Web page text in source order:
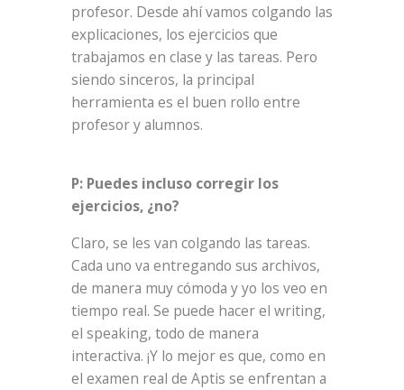
profesor. Desde ahí vamos colgando las
explicaciones, los ejercicios que
trabajamos en clase y las tareas. Pero
siendo sinceros, la principal
herramienta es el buen rollo entre
profesor y alumnos.
P: Puedes incluso corregir los
ejercicios, ¿no?
Claro, se les van colgando las tareas.
Cada uno va entregando sus archivos,
de manera muy cómoda y yo los veo en
tiempo real. Se puede hacer el writing,
el speaking, todo de manera
interactiva. ¡Y lo mejor es que, como en
el examen real de Aptis se enfrentan a